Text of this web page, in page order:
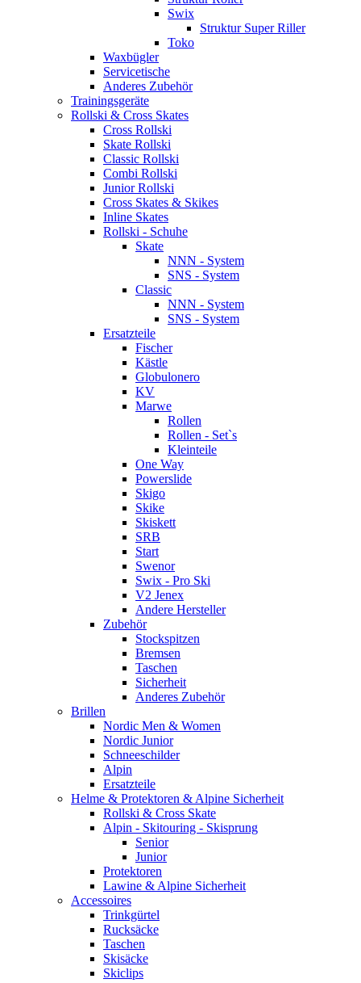
Swix
Struktur Super Riller
Toko
Waxbügler
Servicetische
Anderes Zubehör
Trainingsgeräte
Rollski & Cross Skates
Cross Rollski
Skate Rollski
Classic Rollski
Combi Rollski
Junior Rollski
Cross Skates & Skikes
Inline Skates
Rollski - Schuhe
Skate
NNN - System
SNS - System
Classic
NNN - System
SNS - System
Ersatzteile
Fischer
Kästle
Globulonero
KV
Marwe
Rollen
Rollen - Set`s
Kleinteile
One Way
Powerslide
Skigo
Skike
Skiskett
SRB
Start
Swenor
Swix - Pro Ski
V2 Jenex
Andere Hersteller
Zubehör
Stockspitzen
Bremsen
Taschen
Sicherheit
Anderes Zubehör
Brillen
Nordic Men & Women
Nordic Junior
Schneeschilder
Alpin
Ersatzteile
Helme & Protektoren & Alpine Sicherheit
Rollski & Cross Skate
Alpin - Skitouring - Skisprung
Senior
Junior
Protektoren
Lawine & Alpine Sicherheit
Accessoires
Trinkgürtel
Rucksäcke
Taschen
Skisäcke
Skiclips